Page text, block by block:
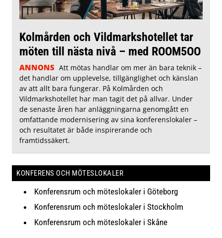
Kolmården och Vildmarkshotellet tar
möten till nästa nivå – med ROOM5OO
ANNONS Att mötas handlar om mer än bara teknik –
det handlar om upplevelse, tillgänglighet och känslan
av att allt bara fungerar. På Kolmården och
Vildmarkshotellet har man tagit det på allvar. Under
de senaste åren har anläggningarna genomgått en
omfattande modernisering av sina konferenslokaler –
och resultatet är både inspirerande och
framtidssäkert.
KONFERENS OCH MÖTESLOKALER
Konferensrum och möteslokaler i Göteborg
Konferensrum och möteslokaler i Stockholm
Konferensrum och möteslokaler i Skåne